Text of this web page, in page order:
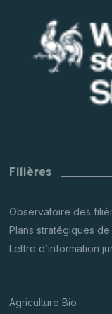
Filières
Observatoire des
Plans stratégiques
Lettre d’information
Agriculture Bio